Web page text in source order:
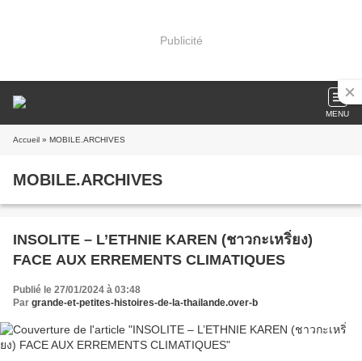
Publicité
MENU
Accueil » MOBILE.ARCHIVES
MOBILE.ARCHIVES
INSOLITE – L’ETHNIE KAREN (ชาวกะเหริ่ยง)
FACE AUX ERREMENTS CLIMATIQUES
Publié le 27/01/2024 à 03:48
Par grande-et-petites-histoires-de-la-thailande.over-b